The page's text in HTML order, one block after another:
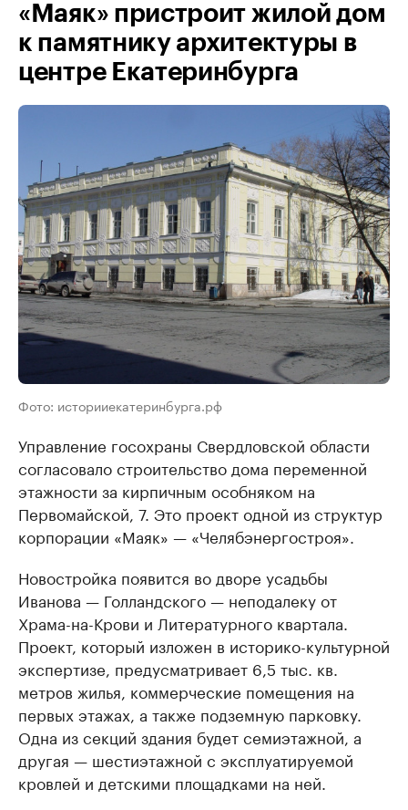
«Маяк» пристроит жилой дом
к памятнику архитектуры в
центре Екатеринбурга
Фото: историиекатеринбурга.рф
Управление госохраны Свердловской области
согласовало строительство дома переменной
этажности за кирпичным особняком на
Первомайской, 7. Это проект одной из структур
корпорации «Маяк» — «Челябэнергостроя».
Новостройка появится во дворе усадьбы
Иванова — Голландского — неподалеку от
Храма-на-Крови и Литературного квартала.
Проект, который изложен в историко-культурной
экспертизе, предусматривает 6,5 тыс. кв.
метров жилья, коммерческие помещения на
первых этажах, а также подземную парковку.
Одна из секций здания будет семиэтажной, а
другая — шестиэтажной с эксплуатируемой
кровлей и детскими площадками на ней.